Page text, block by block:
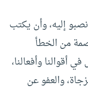
إليه، وأن يكتب
من الخطأ
أقوالنا وأفعالنا،
والعفو عن